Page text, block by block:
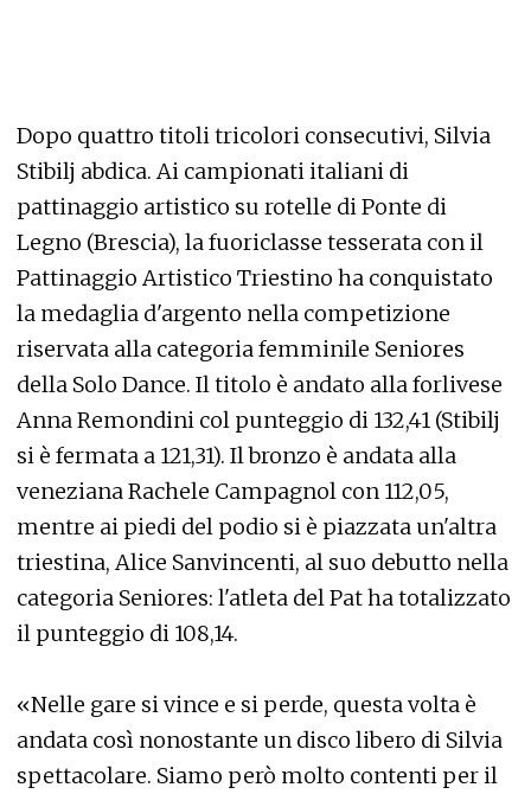
Dopo quattro titoli tricolori consecutivi, Silvia
Stibilj abdica. Ai campionati italiani di
pattinaggio artistico su rotelle di Ponte di
Legno (Brescia), la fuoriclasse tesserata con il
Pattinaggio Artistico Triestino ha conquistato
la medaglia d'argento nella competizione
riservata alla categoria femminile Seniores
della Solo Dance. Il titolo è andato alla forlivese
Anna Remondini col punteggio di 132,41 (Stibilj
si è fermata a 121,31). Il bronzo è andata alla
veneziana Rachele Campagnol con 112,05,
mentre ai piedi del podio si è piazzata un'altra
triestina, Alice Sanvincenti, al suo debutto nella
categoria Seniores: l'atleta del Pat ha totalizzato
il punteggio di 108,14.
«Nelle gare si vince e si perde, questa volta è
andata così nonostante un disco libero di Silvia
spettacolare. Siamo però molto contenti per il